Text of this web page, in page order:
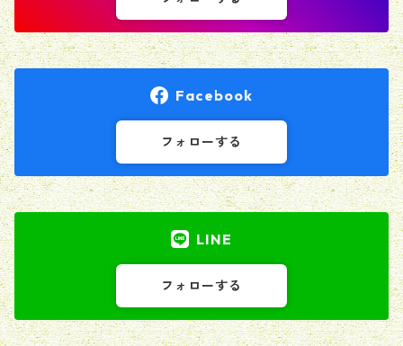
Facebook
フォローする
LINE
フォローする